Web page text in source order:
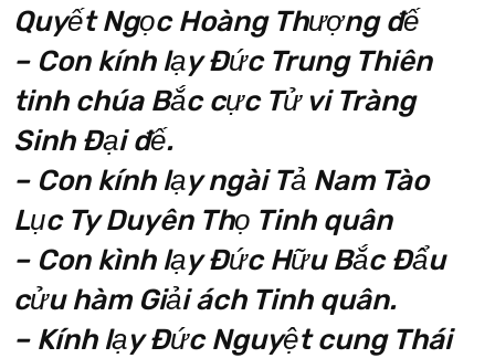
Quyết Ngọc Hoàng Thượng đế
– Con kính lạy Đức Trung Thiên
tinh chúa Bắc cực Tử vi Tràng
Sinh Đại đế.
– Con kính lạy ngài Tả Nam Tào
Lục Ty Duyên Thọ Tinh quân
– Con kình lạy Đức Hữu Bắc Đẩu
cửu hàm Giải ách Tinh quân.
– Kính lạy Đức Nguyệt cung Thái